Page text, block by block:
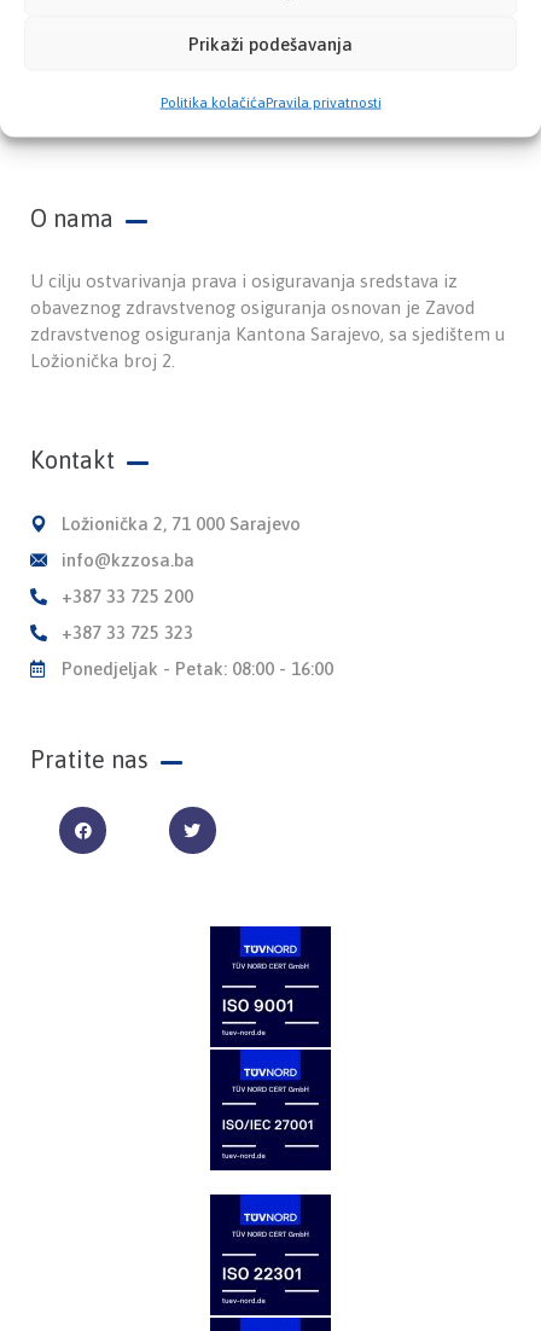
Prikaži podešavanja
Politika kolačićaPravila privatnosti
O nama
U cilju ostvarivanja prava i osiguravanja sredstava iz
obaveznog zdravstvenog osiguranja osnovan je Zavod
zdravstvenog osiguranja Kantona Sarajevo, sa sjedištem u
Ložionička broj 2.
Kontakt
Ložionička 2, 71 000 Sarajevo
info@kzzosa.ba
+387 33 725 200
+387 33 725 323
Ponedjeljak - Petak: 08:00 - 16:00
Pratite nas